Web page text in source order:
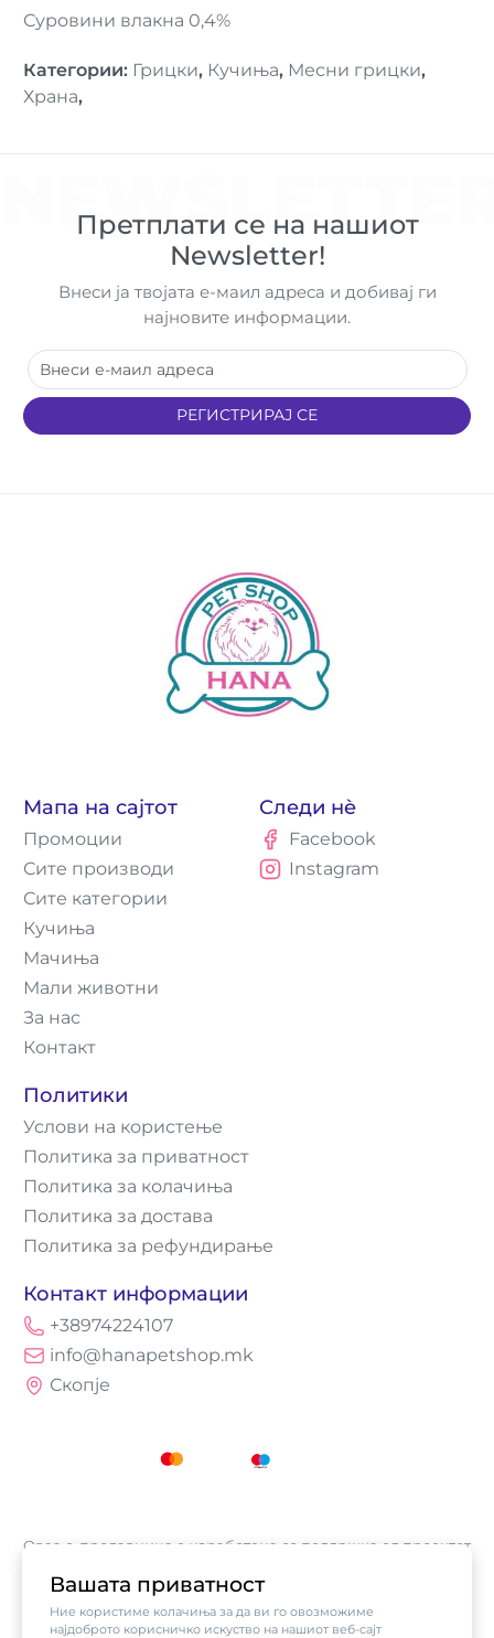
Вашата приватност
Ние користиме колачиња за да ви го овозможиме
најдоброто корисничко искуство на нашиот веб-сајт
Суровини влакна 0,4%
Категории: Грицки, Кучиња, Месни грицки,
Храна,
Претплати се на нашиот
Newsletter!
Внеси ја твојата е-маил адреса и добивај ги
најновите информации.
РЕГИСТРИРАЈ СЕ
Мапа на сајтот
Промоции
Сите производи
Сите категории
Кучиња
Мачиња
Мали животни
За нас
Контакт
Политики
Услови на користење
Политика за приватност
Политика за колачиња
Политика за достава
Политика за рефундирање
Контакт информации
+38974224107
info@hanapetshop.mk
Скопје
Следи нè
Facebook
Instagram
Оваа е-продавница е изработена со поддршка од проектот
„Е-трговија: Супермоќ за локалните бизниси vol.2",
кој е имплементиран од
Северна Македонија , а поддржан од компанијата Visa.